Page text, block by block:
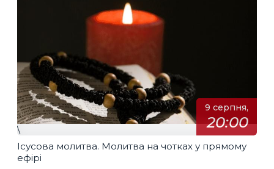
9 серпня,
20:00
\
Ісусова молитва. Молитва на чотках у прямому
ефірі